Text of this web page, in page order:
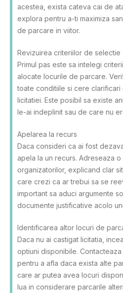
acestea, exista cateva cai de
explora pentru a-ti maximiza
de parcare in viitor.
Revizuirea criteriilor de selectie
Primul pas este sa intelegi
alocate locurile de parcare.
toate conditiile si cere
licitatiei. Este posibil sa existe
le-ai indeplinit sau de care nu
Apelarea la recurs
Daca consideri ca ai fost
apela la un recurs. Adreseaza
organizatorilor, explicand clar
care crezi ca ar trebui sa se
important sa aduci argumente
documente justificative acolo
Identificarea altor locuri de
Daca nu ai castigat licitatia,
optiuni disponibile. Contacteaza
pentru a afla daca exista alte
care ar putea avea locuri
lua in considerare parcarile